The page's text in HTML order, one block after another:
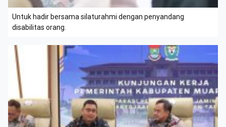
Untuk hadir bersama silaturahmi dengan penyandang
disabilitas orang.